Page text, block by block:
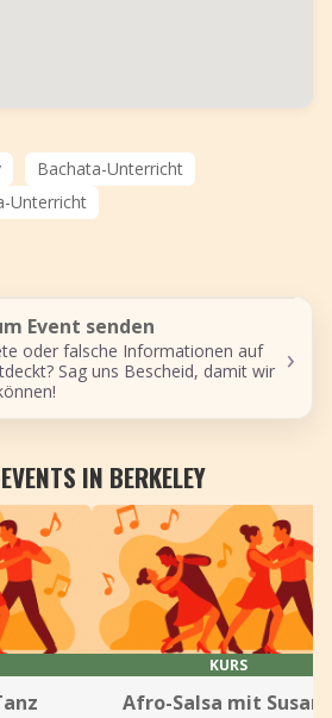
Bachata-Unterricht
Unterricht
Event senden
oder falsche Informationen auf
Sag uns Bescheid, damit wir ›
IN BERKELEY
KURS
Afro-Salsa mit